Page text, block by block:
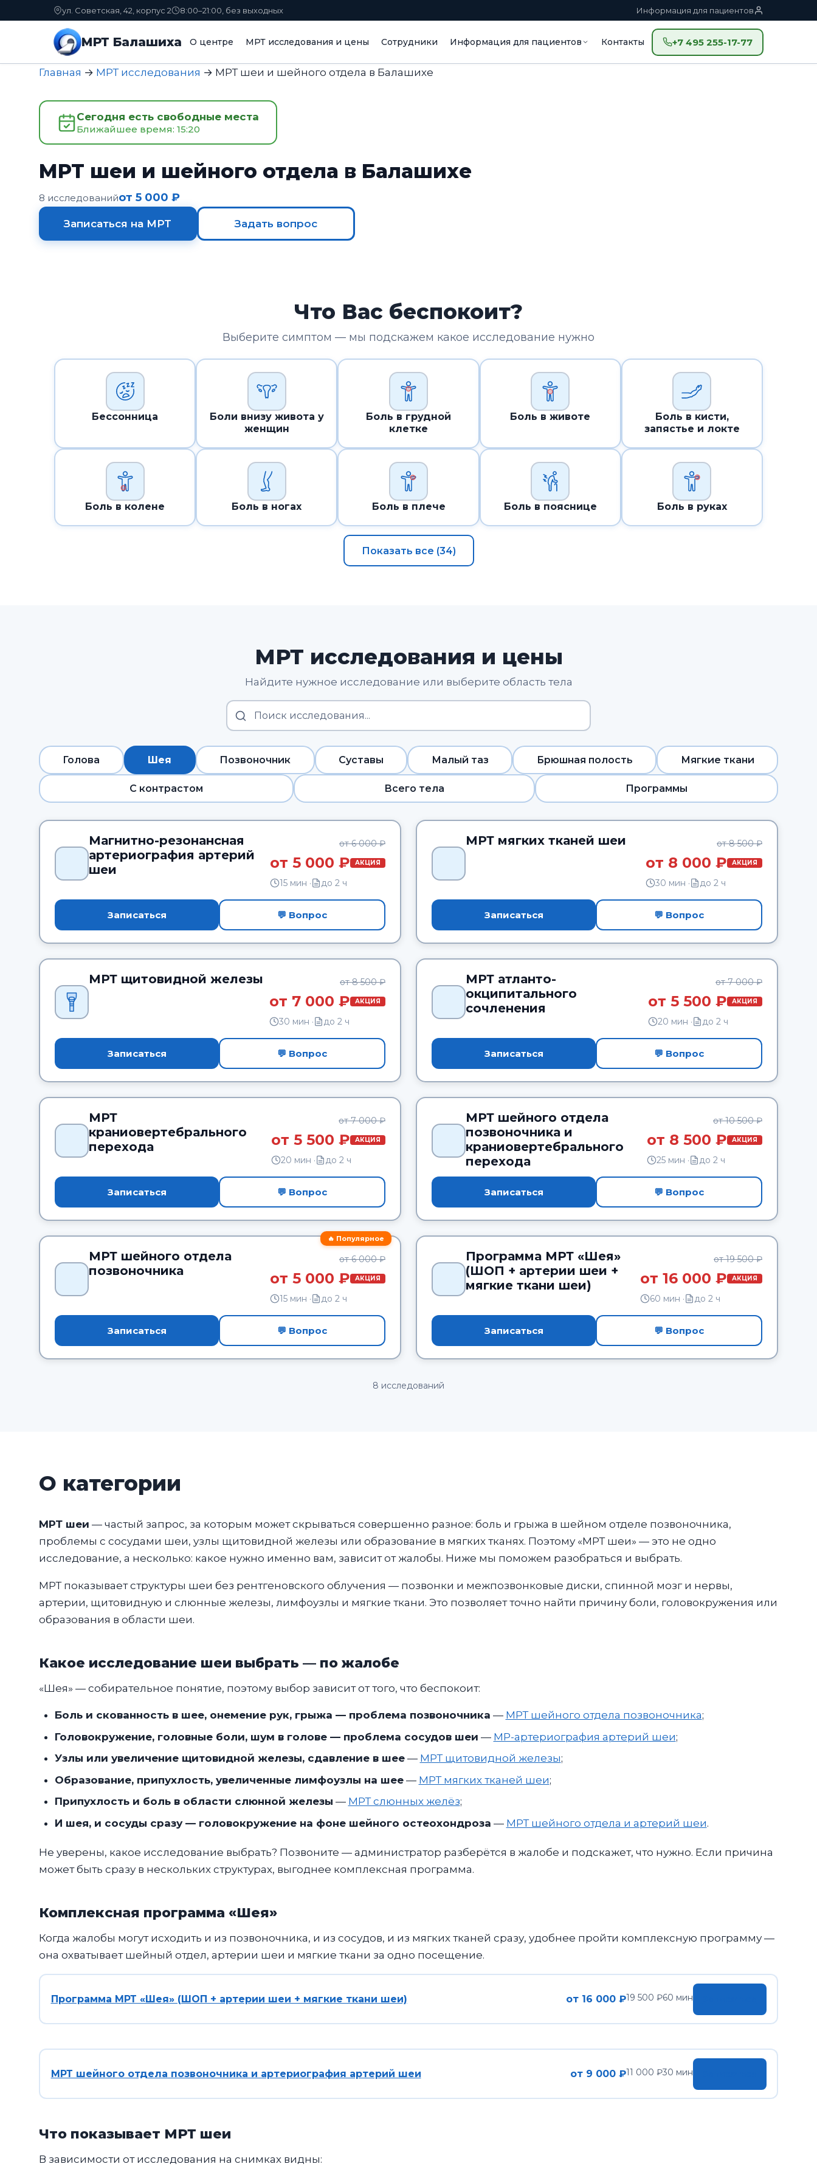
ул. Советская, 42, корпус 2 8:00–21:00, без выходных Информация для пациентов
МРТ Балашиха О центре МРТ исследования и цены Сотрудники Информация для пациентов Контакты +7 495 255-17-77
Главная → МРТ исследования → МРТ шеи и шейного отдела в Балашихе
Сегодня есть свободные места
Ближайшее время: 15:20
МРТ шеи и шейного отдела в Балашихе
8 исследованийот 5 000 ₽
Записаться на МРТ Задать вопрос
Что Вас беспокоит?
Выберите симптом — мы подскажем какое исследование нужно
Бессонница
Боли внизу живота у
женщин
Боль в грудной
клетке
Боль в животе
Боль в кисти,
запястье и локте
Боль в колене Боль в ногах Боль в плече Боль в пояснице Боль в руках
Показать все (34)
МРТ исследования и цены
Найдите нужное исследование или выберите область тела
Голова Шея Позвоночник Суставы Малый таз Брюшная полость Мягкие ткани
С контрастом Всего тела Программы
Магнитно-резонансная
артериография артерий
шеи
от 6 000 ₽
от 5 000 ₽ АКЦИЯ
15 мин · до 2 ч
Записаться 💬 Вопрос
МРТ мягких тканей шеи от 8 500 ₽
от 8 000 ₽ АКЦИЯ
30 мин · до 2 ч
Записаться 💬 Вопрос
МРТ щитовидной железы от 8 500 ₽
от 7 000 ₽ АКЦИЯ
30 мин · до 2 ч
Записаться 💬 Вопрос
МРТ атланто-
окципитального
сочленения
от 7 000 ₽
от 5 500 ₽ АКЦИЯ
20 мин · до 2 ч
Записаться 💬 Вопрос
МРТ
краниовертебрального
перехода
от 7 000 ₽
от 5 500 ₽ АКЦИЯ
20 мин · до 2 ч
Записаться 💬 Вопрос
МРТ шейного отдела
позвоночника и
краниовертебрального
перехода
от 10 500 ₽
от 8 500 ₽ АКЦИЯ
25 мин · до 2 ч
Записаться 💬 Вопрос
🔥 Популярное
МРТ шейного отдела
позвоночника
от 6 000 ₽
от 5 000 ₽ АКЦИЯ
15 мин · до 2 ч
Записаться 💬 Вопрос
Программа МРТ «Шея»
(ШОП + артерии шеи +
мягкие ткани шеи)
от 19 500 ₽
от 16 000 ₽ АКЦИЯ
60 мин · до 2 ч
Записаться 💬 Вопрос
8 исследований
О категории
МРТ шеи — частый запрос, за которым может скрываться совершенно разное: боль и грыжа в шейном отделе позвоночника,
проблемы с сосудами шеи, узлы щитовидной железы или образование в мягких тканях. Поэтому «МРТ шеи» — это не одно
исследование, а несколько: какое нужно именно вам, зависит от жалобы. Ниже мы поможем разобраться и выбрать.
МРТ показывает структуры шеи без рентгеновского облучения — позвонки и межпозвонковые диски, спинной мозг и нервы,
артерии, щитовидную и слюнные железы, лимфоузлы и мягкие ткани. Это позволяет точно найти причину боли, головокружения или
образования в области шеи.
Какое исследование шеи выбрать — по жалобе
«Шея» — собирательное понятие, поэтому выбор зависит от того, что беспокоит:
Боль и скованность в шее, онемение рук, грыжа — проблема позвоночника — МРТ шейного отдела позвоночника;
Головокружение, головные боли, шум в голове — проблема сосудов шеи — МР-артериография артерий шеи;
Узлы или увеличение щитовидной железы, сдавление в шее— МРТ щитовидной железы;
Образование, припухлость, увеличенные лимфоузлы на шее— МРТ мягких тканей шеи;
Припухлость и боль в области слюнной железы — МРТ слюнных желёз;
И шея, и сосуды сразу — головокружение на фоне шейного остеохондроза — МРТ шейного отдела и артерий шеи.
Не уверены, какое исследование выбрать? Позвоните — администратор разберётся в жалобе и подскажет, что нужно. Если причина
может быть сразу в нескольких структурах, выгоднее комплексная программа.
Комплексная программа «Шея»
Когда жалобы могут исходить и из позвоночника, и из сосудов, и из мягких тканей сразу, удобнее пройти комплексную программу —
она охватывает шейный отдел, артерии шеи и мягкие ткани за одно посещение.
Программа МРТ «Шея» (ШОП + артерии шеи + мягкие ткани шеи) от 16 000 ₽19 500 ₽60 мин
МРТ шейного отдела позвоночника и артериография артерий шеи от 9 000 ₽11 000 ₽30 мин
Что показывает МРТ шеи
В зависимости от исследования на снимках видны: